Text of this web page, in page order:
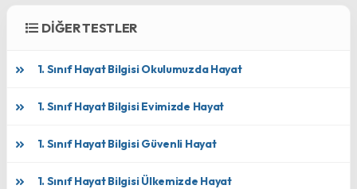
DİĞER TESTLER
1. Sınıf Hayat Bilgisi Okulumuzda Hayat
1. Sınıf Hayat Bilgisi Evimizde Hayat
1. Sınıf Hayat Bilgisi Güvenli Hayat
1. Sınıf Hayat Bilgisi Ülkemizde Hayat